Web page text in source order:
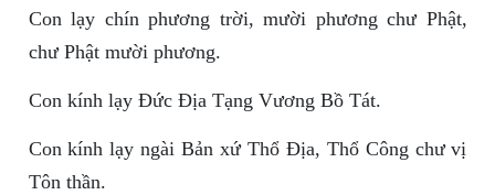
Con lạy chín phương trời, mười phương chư Phật,
chư Phật mười phương.
Con kính lạy Đức Địa Tạng Vương Bồ Tát.
Con kính lạy ngài Bản xứ Thổ Địa, Thổ Công chư vị
Tôn thần.